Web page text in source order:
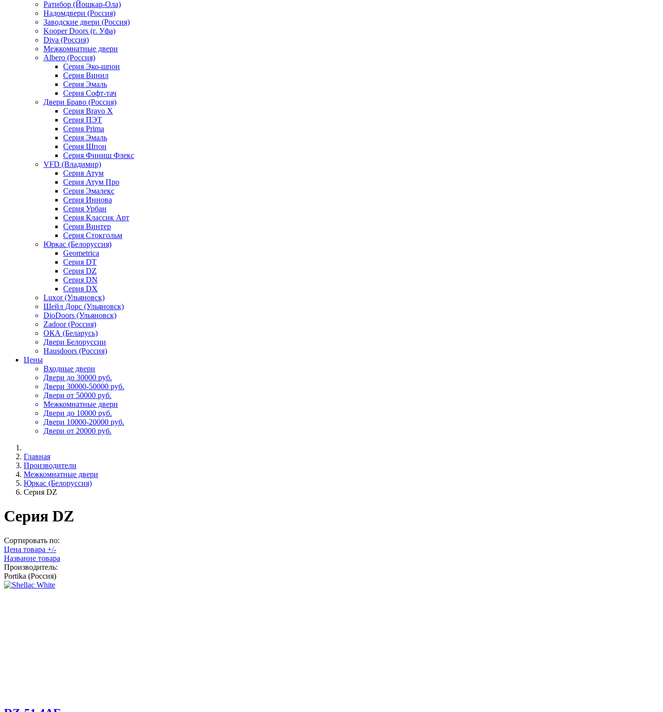
Ратибор (Йошкар-Ола)
Надомдвери (Россия)
Заводские двери (Россия)
Kooper Doors (г. Уфа)
Diva (Россия)
Межкомнатные двери
Albero (Россия)
Серия Эко-шпон
Серия Винил
Серия Эмаль
Серия Софт-тач
Двери Браво (Россия)
Серия Bravo X
Серия ПЭТ
Серия Prima
Серия Эмаль
Серия Шпон
Серия Финиш Флекс
VFD (Владимир)
Серия Атум
Серия Атум Про
Серия Эмалекс
Серия Иннова
Серия Урбан
Серия Классик Арт
Серия Винтер
Серия Стокгольм
Юркас (Белоруссия)
Geometrica
Серия DT
Серия DZ
Серия DN
Серия DX
Luxor (Ульяновск)
Шейл Дорс (Ульяновск)
DioDoors (Ульяновск)
Zadoor (Россия)
ОКА (Беларусь)
Двери Белоруссии
Hausdoors (Россия)
Цены
Входные двери
Двери до 30000 руб.
Двери 30000-50000 руб.
Двери от 50000 руб.
Межкомнатные двери
Двери до 10000 руб.
Двери 10000-20000 руб.
Двери от 20000 руб.
Главная
Производители
Межкомнатные двери
Юркас (Белоруссия)
Серия DZ
Серия DZ
Сортировать по:
Цена товара +/-
Название товара
Производитель:
Portika (Россия)